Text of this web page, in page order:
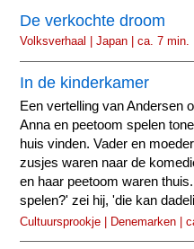
De verkochte droom
Volksverhaal | Japan | ca. 7 min.
In de kinderkamer
Een vertelling van Andersen
Anna en peetoom spelen
huis vinden. Vader en
zusjes waren naar de
en haar peetoom waren
spelen?' zei hij, 'die kan
Cultuursprookje | Denemarken |